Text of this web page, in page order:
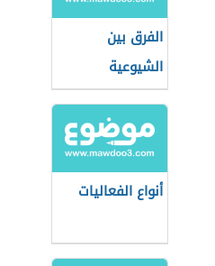
الفرق بين
الشيوعية
والاشتراكية
والرأسمالية
أنواع الفعاليات